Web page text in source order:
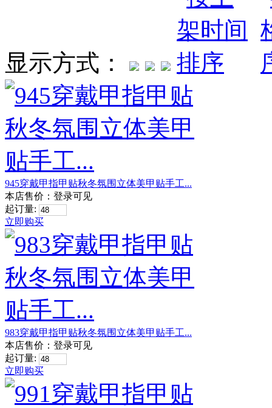
显示方式：
945穿戴甲指甲贴秋冬氛围立体美甲贴手工...
本店售价： 登录可见
起订量:
立即购买
983穿戴甲指甲贴秋冬氛围立体美甲贴手工...
本店售价： 登录可见
起订量:
立即购买